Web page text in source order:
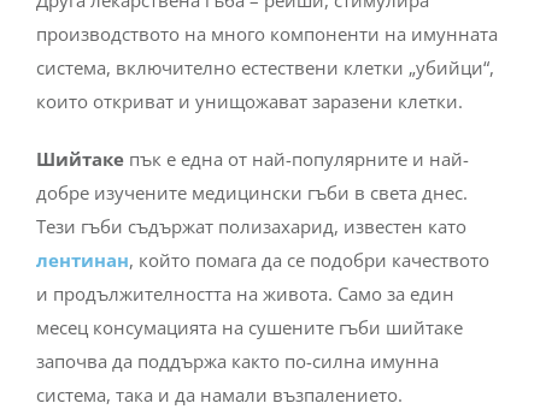
производството на много компоненти на имунната
система, включително естествени клетки „убийци“,
които откриват и унищожават заразени клетки.
Шийтакепък е една от най-популярните и най-
добре изучените медицински гъби в света днес.
Тези гъби съдържат полизахарид, известен като
лентинан, който помага да се подобри качеството
и продължителността на живота. Само за един
месец консумацията на сушените гъби шийтаке
започва да поддържа както по-силна имунна
система, така и да намали възпалението.